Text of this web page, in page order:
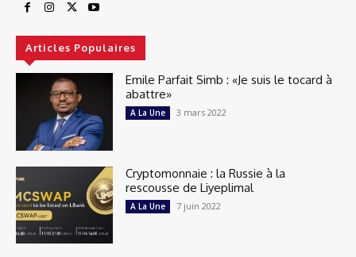
Articles Populaires
Emile Parfait Simb : «Je suis le tocard à
abattre»
A La Une 3 mars 2022
Cryptomonnaie : la Russie à la
rescousse de Liyeplimal
A La Une 7 juin 2022